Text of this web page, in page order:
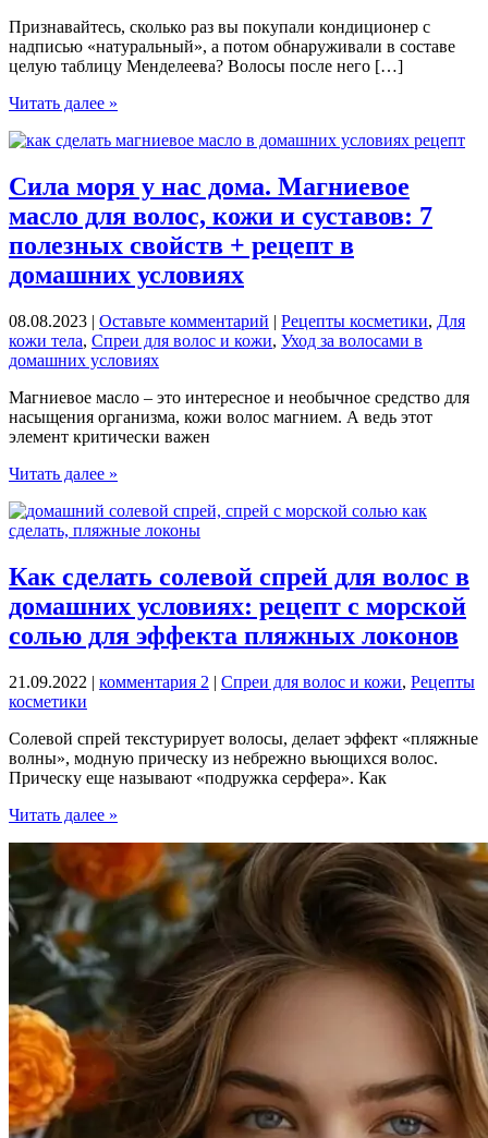
Признавайтесь, сколько раз вы покупали кондиционер с
надписью «натуральный», а потом обнаруживали в составе
целую таблицу Менделеева? Волосы после него […]
Домашний
для
уход
без
химии
и
обмана
Читать далее »
Сила моря у нас дома. Магниевое
масло для волос, кожи и суставов: 7
полезных свойств + рецепт в
домашних условиях
08.08.2023 | Оставьте комментарий | Рецепты косметики, Для
кожи тела, Спреи для волос и кожи, Уход за волосами в
домашних условиях
Магниевое масло – это интересное и необычное средство для
насыщения организма, кожи волос магнием. А ведь этот
элемент критически важен
Сила
у
нас
Магниевое
масло
для
волос,
кожи
суставов:
7
свойств
+
рецепт
в
домашних
условиях
Читать далее »
Как сделать солевой спрей для волос в
домашних условиях: рецепт с морской
солью для эффекта пляжных локонов
21.09.2022 | комментария 2 | Спреи для волос и кожи, Рецепты
косметики
Солевой спрей текстурирует волосы, делает эффект «пляжные
волны», модную прическу из небрежно вьющихся волос.
Прическу еще называют «подружка серфера». Как
Как
солевой
спрей
волос
в
домашних
условиях:
рецепт
с
морской
солью
для
эффекта
пляжных
локонов
Читать далее »